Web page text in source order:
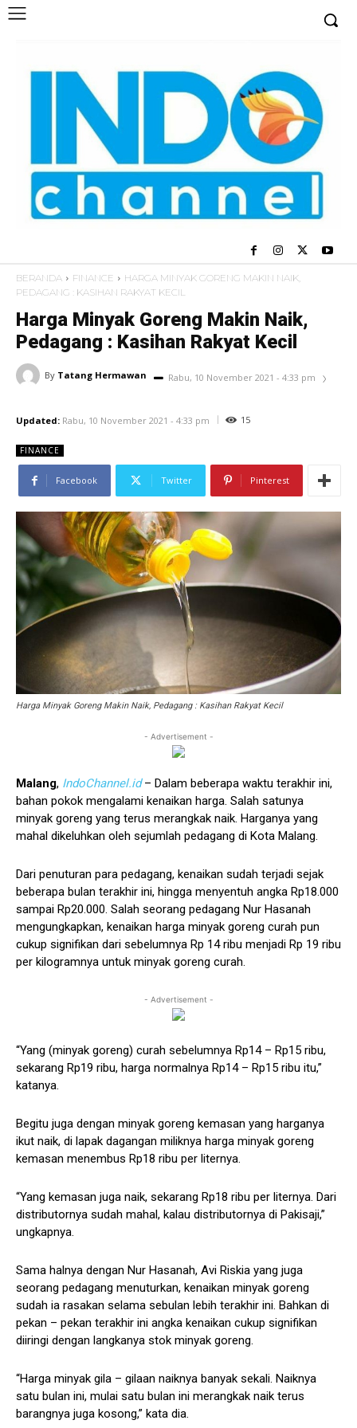
BERANDA FINANCE
HARGA MINYAK GORENG MAKIN NAIK,
PEDAGANG : KASIHAN RAKYAT KECIL
Harga Minyak Goreng Makin Naik,
Pedagang : Kasihan Rakyat Kecil
By Tatang Hermawan Rabu, 10 November 2021 - 4:33 pm
Updated: Rabu, 10 November 2021 - 4:33 pm 15
FINANCE
Facebook Twitter Pinterest
Harga Minyak Goreng Makin Naik, Pedagang : Kasihan Rakyat Kecil
- Advertisement -
Malang, IndoChannel.id– Dalam beberapa waktu terakhir ini,
bahan pokok mengalami kenaikan harga. Salah satunya
minyak goreng yang terus merangkak naik. Harganya yang
mahal dikeluhkan oleh sejumlah pedagang di Kota Malang.
Dari penuturan para pedagang, kenaikan sudah terjadi sejak
beberapa bulan terakhir ini, hingga menyentuh angka Rp18.000
sampai Rp20.000. Salah seorang pedagang Nur Hasanah
mengungkapkan, kenaikan harga minyak goreng curah pun
cukup signifikan dari sebelumnya Rp 14 ribu menjadi Rp 19 ribu
per kilogramnya untuk minyak goreng curah.
- Advertisement -
“Yang (minyak goreng) curah sebelumnya Rp14 – Rp15 ribu,
sekarang Rp19 ribu, harga normalnya Rp14 – Rp15 ribu itu,”
katanya.
Begitu juga dengan minyak goreng kemasan yang harganya
ikut naik, di lapak dagangan miliknya harga minyak goreng
kemasan menembus Rp18 ribu per liternya.
“Yang kemasan juga naik, sekarang Rp18 ribu per liternya. Dari
distributornya sudah mahal, kalau distributornya di Pakisaji,”
ungkapnya.
Sama halnya dengan Nur Hasanah, Avi Riskia yang juga
seorang pedagang menuturkan, kenaikan minyak goreng
sudah ia rasakan selama sebulan lebih terakhir ini. Bahkan di
pekan – pekan terakhir ini angka kenaikan cukup signifikan
diiringi dengan langkanya stok minyak goreng.
“Harga minyak gila – gilaan naiknya banyak sekali. Naiknya
satu bulan ini, mulai satu bulan ini merangkak naik terus
barangnya juga kosong,” kata dia.